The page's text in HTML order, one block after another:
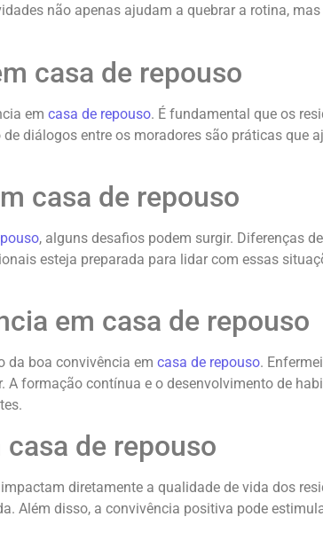
não apenas ajudam a quebrar a rotina,
casa de repouso
em casa de repouso. É fundamental que os
diálogos entre os moradores são práticas que
casa de repouso
, alguns desafios podem surgir. Diferenças
esteja preparada para lidar com essas
em casa de repouso
da boa convivência em casa de repouso.
formação contínua e o desenvolvimento de
de repouso
diretamente a qualidade de vida dos
Além disso, a convivência positiva pode